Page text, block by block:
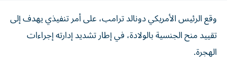
وقع الرئيس الأمريكي دونالد ترامب، على أمر تنفيذي يهدف إلى
تقييد منح الجنسية بالولادة، في إطار تشديد إدارته إجراءات
الهجرة.